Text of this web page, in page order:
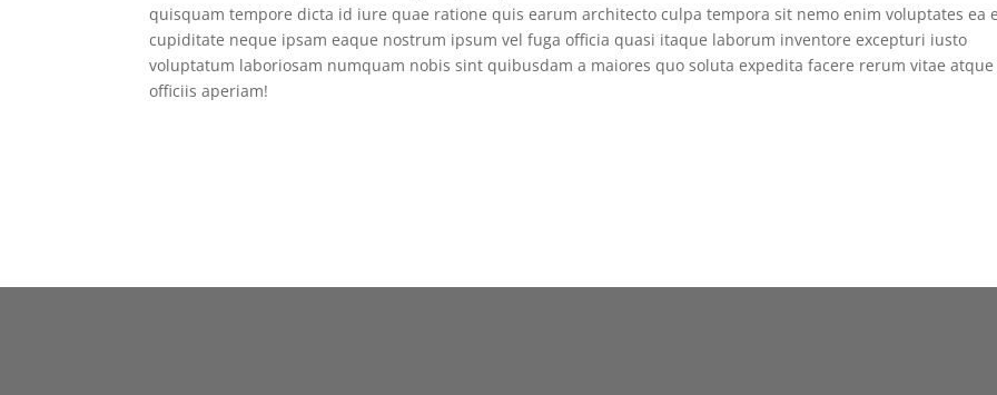
quisquam tempore dicta id iure quae ratione quis earum architecto culpa tempora sit nemo enim voluptates ea
cupiditate neque ipsam eaque nostrum ipsum vel fuga officia quasi itaque laborum inventore excepturi iusto
voluptatum laboriosam numquam nobis sint quibusdam a maiores quo soluta expedita facere rerum vitae atque
officiis aperiam!